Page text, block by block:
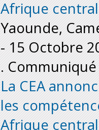
Afrique
Yaounde,
- 15 Octobre
.
La CEA
les
Afrique